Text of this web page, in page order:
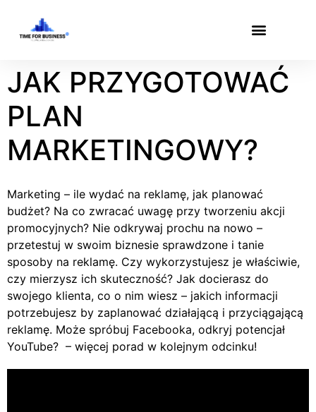
JAK PRZYGOTOWAĆ
PLAN
MARKETINGOWY?
Marketing – ile wydać na reklamę, jak planować
budżet? Na co zwracać uwagę przy tworzeniu akcji
promocyjnych? Nie odkrywaj prochu na nowo –
przetestuj w swoim biznesie sprawdzone i tanie
sposoby na reklamę. Czy wykorzystujesz je właściwie,
czy mierzysz ich skuteczność? Jak docierasz do
swojego klienta, co o nim wiesz – jakich informacji
potrzebujesz by zaplanować działającą i przyciągającą
reklamę. Może spróbuj Facebooka, odkryj potencjał
YouTube? – więcej porad w kolejnym odcinku!